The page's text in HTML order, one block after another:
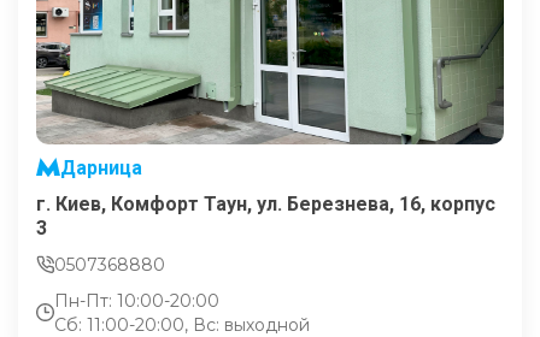
Дарница
г. Киев, Комфорт Таун, ул. Березнева, 16, корпус
3
0507368880
Пн-Пт: 10:00-20:00
Сб: 11:00-20:00, Вс: выходной